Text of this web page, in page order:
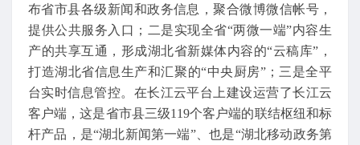
布省市县各级新闻和政务信息，聚合微博微信帐号，
提供公共服务入口；二是实现全省“两微一端”内容生
产的共享互通，形成湖北省新媒体内容的“云稿库”，
打造湖北省信息生产和汇聚的“中央厨房”；三是全平
台实时信息管控。在长江云平台上建设运营了长江云
客户端，这是省市县三级119个客户端的联结枢纽和标
杆产品，是“湖北新闻第一端”、也是“湖北移动政务第